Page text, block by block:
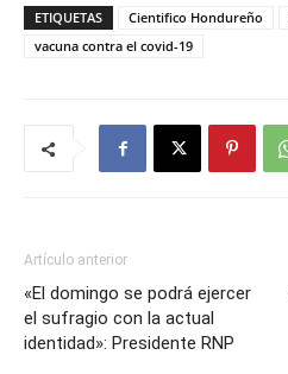
ETIQUETAS Cientifico Hondureño
vacuna contra el covid-19
Artículo anterior
«El domingo se podrá ejercer
el sufragio con la actual
identidad»: Presidente RNP